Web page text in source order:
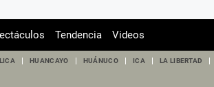
Tendencia Videos
HUANCAYO HUÁNUCO ICA LA LIBERTAD